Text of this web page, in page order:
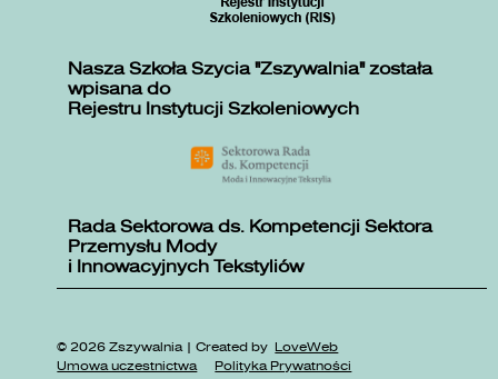
Nasza Szkoła Szycia "Zszywalnia" została
wpisana do
Rejestru Instytucji Szkoleniowych
Rada Sektorowa ds. Kompetencji Sektora
Przemysłu Mody
i Innowacyjnych Tekstyliów
© 2026 Zszywalnia | Created by LoveWeb
Umowa uczestnictwa
Polityka Prywatności